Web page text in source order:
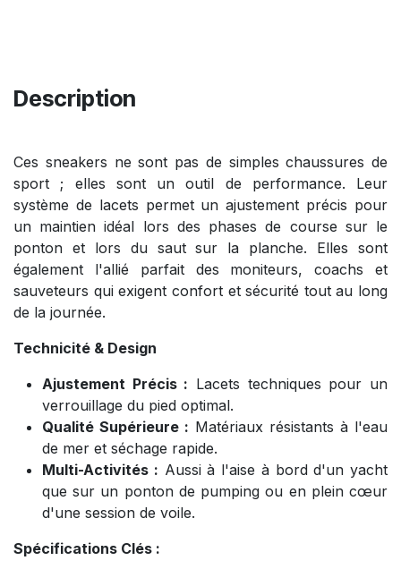
Description
Ces sneakers ne sont pas de simples chaussures de
sport ; elles sont un outil de performance. Leur
système de lacets permet un ajustement précis pour
un maintien idéal lors des phases de course sur le
ponton et lors du saut sur la planche. Elles sont
également l'allié parfait des moniteurs, coachs et
sauveteurs qui exigent confort et sécurité tout au long
de la journée.
Technicité & Design
Ajustement Précis : Lacets techniques pour un
verrouillage du pied optimal.
Qualité Supérieure : Matériaux résistants à l'eau
de mer et séchage rapide.
Multi-Activités : Aussi à l'aise à bord d'un yacht
que sur un ponton de pumping ou en plein cœur
d'une session de voile.
Spécifications Clés :